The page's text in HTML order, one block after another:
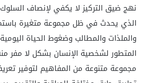
نهج ضيق التركيز لا يكفي لإنصاف
الذي يحدث في ظل مجموعة متغيرة
والملذات والمطالب وضغوط الحياة
المتطور لشخصية الإنسان بشكل لا مفر
مجموعة متنوعة من المفاهيم لتوفير